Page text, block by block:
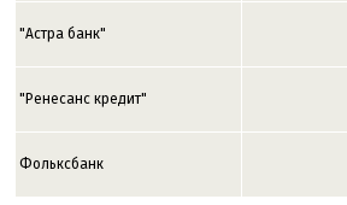
"Астра банк"
"Ренесанс кредит"
Фольксбанк